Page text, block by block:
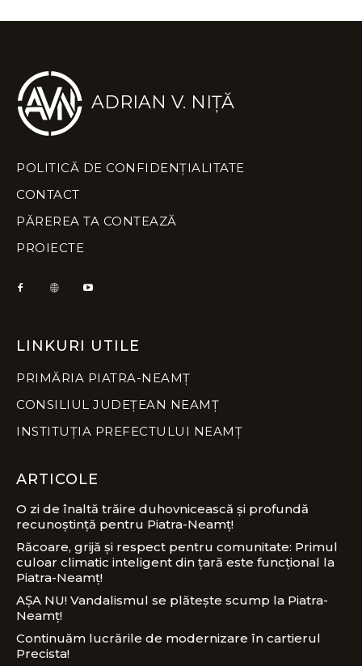
ADRIAN V. NIȚĂ
POLITICĂ DE CONFIDENȚIALITATE
CONTACT
PĂREREA TA CONTEAZĂ
PROIECTE
LINKURI UTILE
PRIMĂRIA PIATRA-NEAMȚ
CONSILIUL JUDEȚEAN NEAMȚ
INSTITUȚIA PREFECTULUI NEAMȚ
ARTICOLE
O zi de înaltă trăire duhovnicească și profundă
recunoștință pentru Piatra-Neamț!
Răcoare, grijă și respect pentru comunitate: Primul
culoar climatic inteligent din țară este funcțional la
Piatra-Neamț!
AȘA NU! Vandalismul se plătește scump la Piatra-
Neamț!
Continuăm lucrările de modernizare în cartierul
Precista!